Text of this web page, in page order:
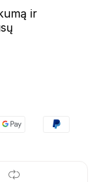
ir